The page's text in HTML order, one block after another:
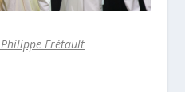
Frétault